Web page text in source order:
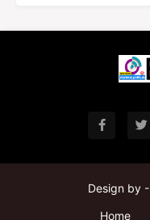
Design by -
Home